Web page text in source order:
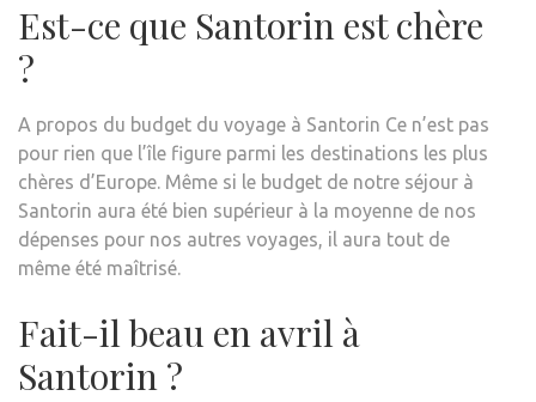
Est-ce que Santorin est chère
?
A propos du budget du voyage à Santorin Ce n’est pas
pour rien que l’île figure parmi les destinations les plus
chères d’Europe. Même si le budget de notre séjour à
Santorin aura été bien supérieur à la moyenne de nos
dépenses pour nos autres voyages, il aura tout de
même été maîtrisé.
Fait-il beau en avril à
Santorin ?